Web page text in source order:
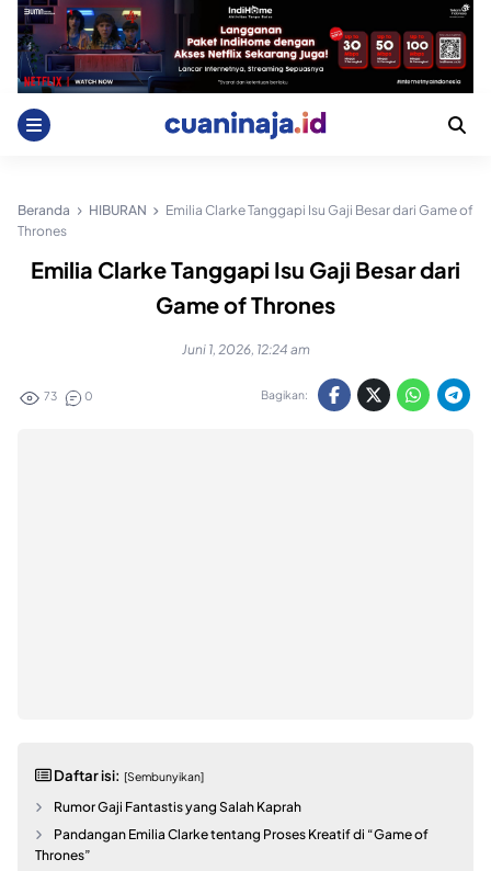
Skip
content
Beranda HIBURAN
Emilia Clarke Tanggapi Isu Gaji Besar dari Game of
Thrones
Emilia Clarke Tanggapi Isu Gaji Besar dari
Game of Thrones
Juni 1, 2026, 12:24 am
73 0 Bagikan:
Daftar isi: [Sembunyikan]
Rumor Gaji Fantastis yang Salah Kaprah
Pandangan Emilia Clarke tentang Proses Kreatif di “Game of
Thrones”